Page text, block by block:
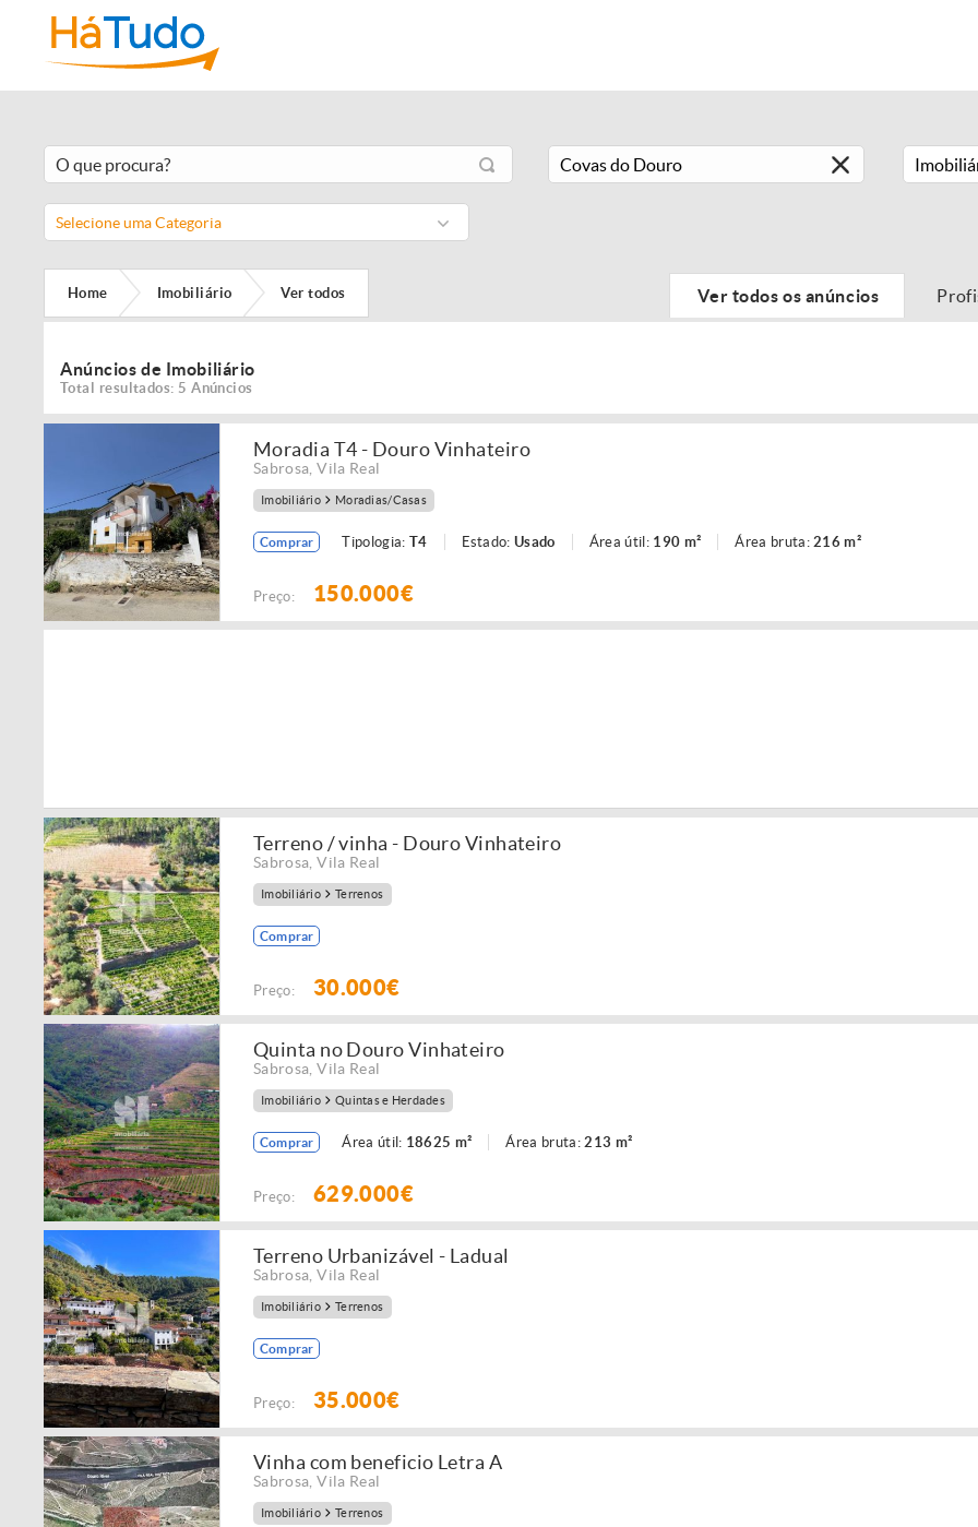
Selecione uma Categoria
Home Imobiliário Ver todos Ver todos os anúncios
Anúncios de Imobiliário
Total resultados: 5 Anúncios
Moradia T4 - Douro Vinhateiro
Sabrosa ,Vila Real
Imobiliário Moradias/Casas
Comprar Tipologia: T4 Estado:Usado Área útil: 190 m² Área bruta:216 m²
Preço: 150.000€
Terreno / vinha - Douro Vinhateiro
Sabrosa ,Vila Real
Imobiliário Terrenos
Comprar
Preço: 30.000€
Quinta no Douro Vinhateiro
Sabrosa ,Vila Real
Imobiliário Quintas e Herdades
Comprar Área útil: 18625 m² Área bruta:213 m²
Preço: 629.000€
Terreno Urbanizável - Ladual
Sabrosa ,Vila Real
Imobiliário Terrenos
Comprar
Preço: 35.000€
Vinha com beneficio Letra A
Sabrosa ,Vila Real
Imobiliário Terrenos